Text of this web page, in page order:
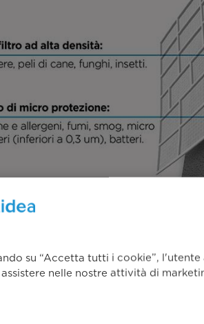
su “Accetta tutti i cookie”,
nelle nostre attività di